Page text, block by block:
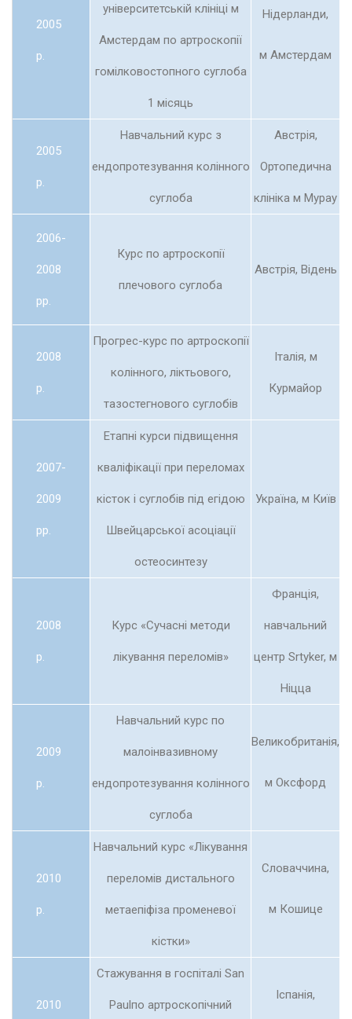
2005
р.
університетській клініці м
Амстердам по артроскопії
гомілковостопного суглоба
1 місяць
Нідерланди,
м Амстердам
2005
р.
Навчальний курс з
ендопротезування колінного
суглоба
Австрія,
Ортопедична
клініка м Мурау
2006-
2008
рр.
Курс по артроскопії
плечового суглоба
Австрія, Відень
2008
р.
Прогрес-курс по артроскопії
колінного, ліктьового,
тазостегнового суглобів
Італія, м
Курмайор
2007-
2009
рр.
Етапні курси підвищення
кваліфікації при переломах
кісток і суглобів під егідою
Швейцарської асоціації
остеосинтезу
Україна, м Київ
2008
р.
Курс «Сучасні методи
лікування переломів»
Франція,
навчальний
центр Srtyker, м
Ніцца
2009
р.
Навчальний курс по
малоінвазивному
ендопротезування колінного
суглоба
Великобританія,
м Оксфорд
2010
р.
Навчальний курс «Лікування
переломів дистального
метаепіфіза променевої
кістки»
Словаччина,
м Кошице
2010
Стажування в госпіталі San
Paulпо артроскопічний
Іспанія,